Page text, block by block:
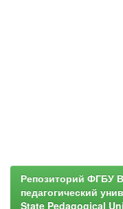
Репозиторий ФГБУ
педагогический
State Pedagogical